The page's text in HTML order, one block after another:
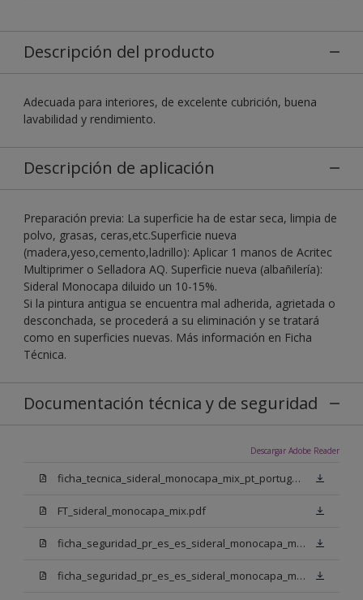
Descripción del producto
Adecuada para interiores, de excelente cubrición, buena
lavabilidad y rendimiento.
Descripción de aplicación
Preparación previa: La superficie ha de estar seca, limpia de
polvo, grasas, ceras,etc.Superficie nueva
(madera,yeso,cemento,ladrillo): Aplicar 1 manos de Acritec
Multiprimer o Selladora AQ. Superficie nueva (albañilería):
Sideral Monocapa diluido un 10-15%.
Si la pintura antigua se encuentra mal adherida, agrietada o
desconchada, se procederá a su eliminación y se tratará
como en superficies nuevas. Más información en Ficha
Técnica.
Documentación técnica y de seguridad
Descargar Adobe Reader
ficha_tecnica_sideral_monocapa_mix_pt_portugal.pdf
FT_sideral_monocapa_mix.pdf
ficha_seguridad_pr_es_es_sideral_monocapa_mix_bn.pdf
ficha_seguridad_pr_es_es_sideral_monocapa_mix_bb.pdf